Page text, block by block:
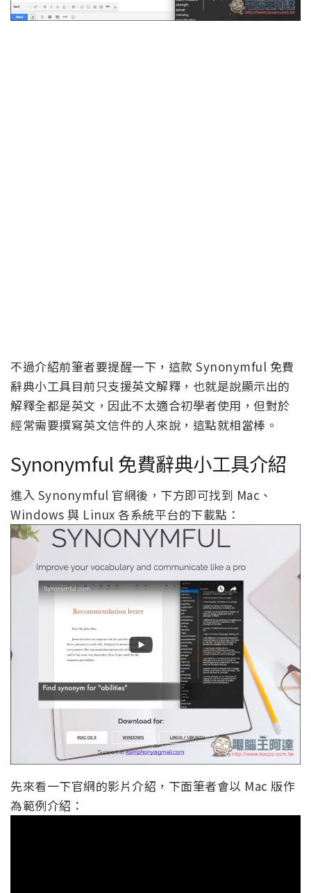
不過介紹前筆者要提醒一下，這款 Synonymful 免費
辭典小工具目前只支援英文解釋，也就是說顯示出的
解釋全都是英文，因此不太適合初學者使用，但對於
經常需要撰寫英文信件的人來說，這點就相當棒。
Synonymful 免費辭典小工具介紹
進入 Synonymful 官網後，下方即可找到 Mac、
Windows 與 Linux 各系統平台的下載點：
先來看一下官網的影片介紹，下面筆者會以 Mac 版作
為範例介紹：